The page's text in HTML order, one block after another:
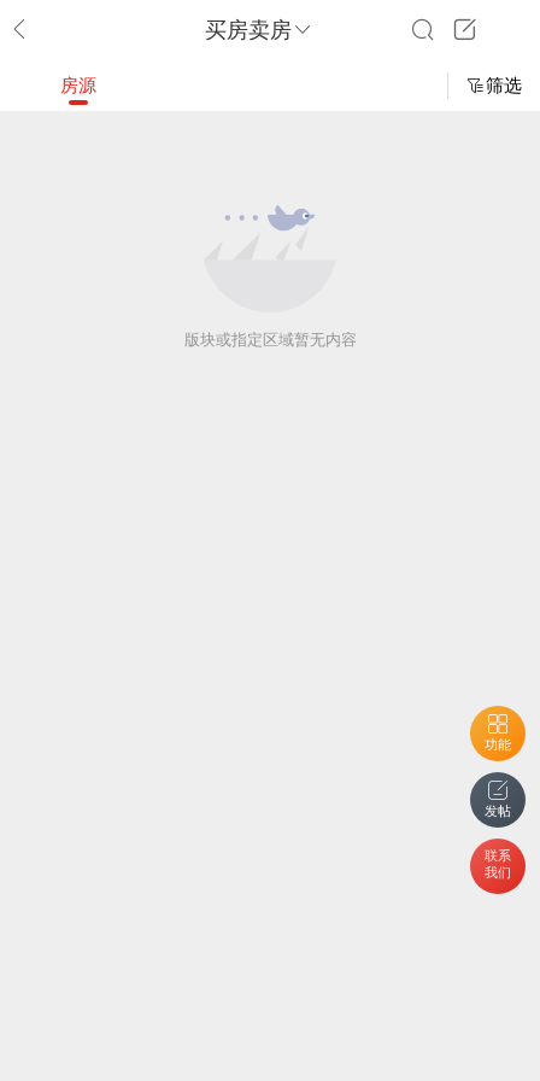
买房卖房
功能
发帖
联系
我们
房源 筛选
版块或指定区域暂无内容